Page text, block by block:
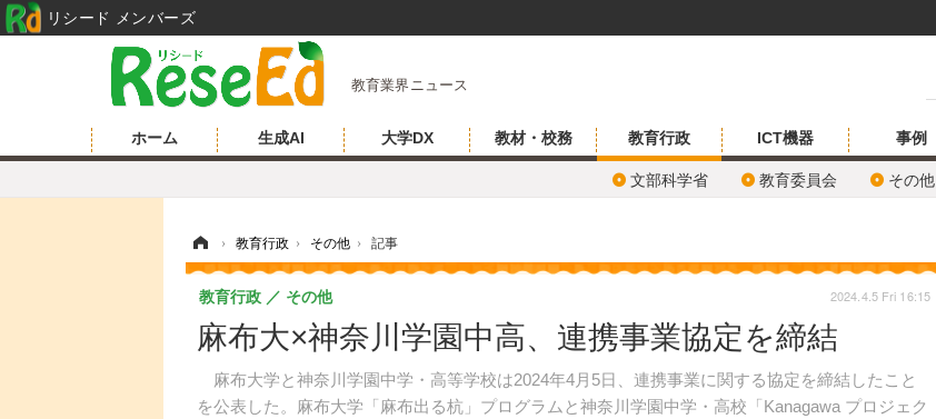
教育業界ニュース
ホーム 生成AI 大学DX 教材・校務 教育行政
文部科学省 教育委員会 その他
ICT機器 事例
› 教育行政 › その他 › 記事
麻布大×神奈川学園中高、連携事業協定を締結
麻布大学と神奈川学園中学・高等学校は2024年4月5日、連携事業に関する協定を締結したこと
を公表した。麻布大学「麻布出る杭」プログラムと神奈川学園中学・高校「Kanagawa プロジェク
教育行政 その他 2024.4.5 Fri 16:15
リシード メンバーズ